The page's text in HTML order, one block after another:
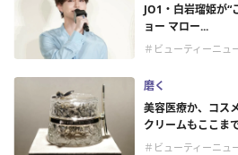
JO1・白岩瑠姫が
ョー マロー...
＃ビューティーニュ
磨く
美容医療か、コス
クリームもここま
＃ビューティーニュ